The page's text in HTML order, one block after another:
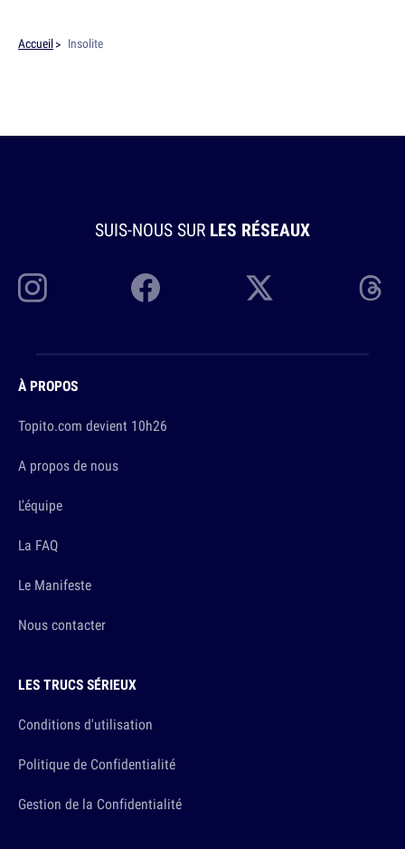
Accueil Insolite
SUIS-NOUS SUR LES RÉSEAUX
À PROPOS
Topito.com devient 10h26
A propos de nous
L'équipe
La FAQ
Le Manifeste
Nous contacter
LES TRUCS SÉRIEUX
Conditions d'utilisation
Politique de Confidentialité
Gestion de la Confidentialité